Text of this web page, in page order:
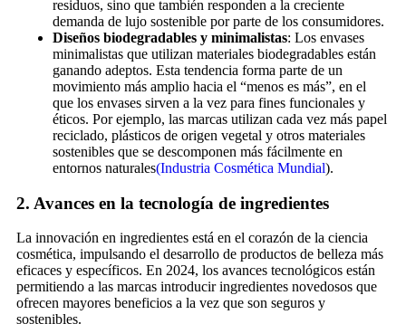
residuos, sino que también responden a la creciente
demanda de lujo sostenible por parte de los consumidores.
Diseños biodegradables y minimalistas: Los envases
minimalistas que utilizan materiales biodegradables están
ganando adeptos. Esta tendencia forma parte de un
movimiento más amplio hacia el “menos es más”, en el
que los envases sirven a la vez para fines funcionales y
éticos. Por ejemplo, las marcas utilizan cada vez más papel
reciclado, plásticos de origen vegetal y otros materiales
sostenibles que se descomponen más fácilmente en
entornos naturales(Industria Cosmética Mundial).
2. Avances en la tecnología de ingredientes
La innovación en ingredientes está en el corazón de la ciencia
cosmética, impulsando el desarrollo de productos de belleza más
eficaces y específicos. En 2024, los avances tecnológicos están
permitiendo a las marcas introducir ingredientes novedosos que
ofrecen mayores beneficios a la vez que son seguros y
sostenibles.